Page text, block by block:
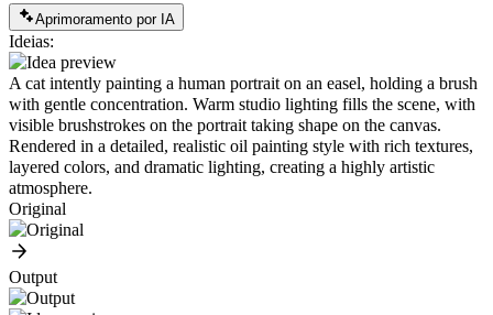
Aprimoramento por IA
Ideias:
A cat intently painting a human portrait on an easel, holding a brush
with gentle concentration. Warm studio lighting fills the scene, with
visible brushstrokes on the portrait taking shape on the canvas.
Rendered in a detailed, realistic oil painting style with rich textures,
layered colors, and dramatic lighting, creating a highly artistic
atmosphere.
Original
Output